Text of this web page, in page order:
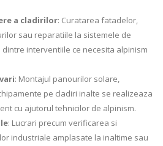
a cladirilor: Curatarea fatadelor,
sau reparatiile la sistemele de
interventiile ce necesita alpinism
: Montajul panourilor solare,
pe cladiri inalte se realizeaza
cu ajutorul tehnicilor de alpinism.
: Lucrari precum verificarea si
industriale amplasate la inaltime sau